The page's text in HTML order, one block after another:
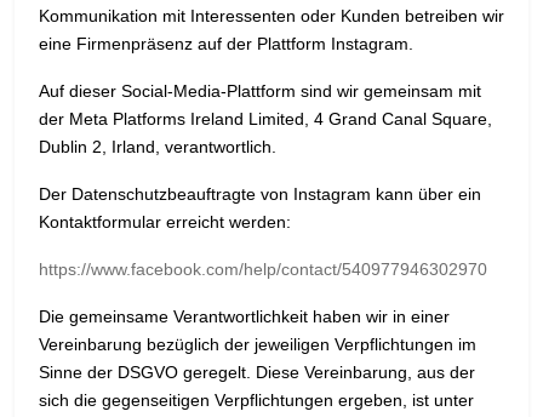
Kommunikation mit Interessenten oder Kunden betreiben wir
eine Firmenpräsenz auf der Plattform Instagram.
Auf dieser Social-Media-Plattform sind wir gemeinsam mit
der Meta Platforms Ireland Limited, 4 Grand Canal Square,
Dublin 2, Irland, verantwortlich.
Der Datenschutzbeauftragte von Instagram kann über ein
Kontaktformular erreicht werden:
https://www.facebook.com/help/contact/540977946302970
Die gemeinsame Verantwortlichkeit haben wir in einer
Vereinbarung bezüglich der jeweiligen Verpflichtungen im
Sinne der DSGVO geregelt. Diese Vereinbarung, aus der
sich die gegenseitigen Verpflichtungen ergeben, ist unter